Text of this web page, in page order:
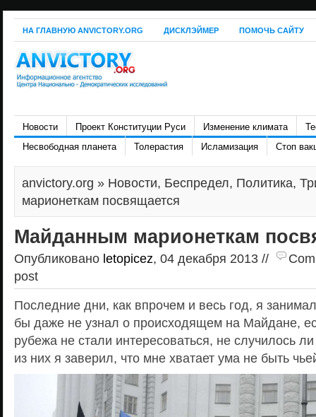
НА ГЛАВНУЮ ANVICTORY.ORG ДИСКЛЭЙМЕР ПОМОЧЬ САЙТУ
Новости Проект Конституции Руси Изменение климата
Несвободная планета
Толерастия Исламизация Стоп
anvictory.org » Новости, Беспредел, Политика,
марионеткам посвящается
Майданным марионеткам
Опубликовано letopicez, 04 декабря 2013 //
post
Последние дни, как впрочем и весь год, я
бы даже не узнал о происходящем на Майдане,
рубежа не стали интересоваться, не случилось
из них я заверил, что мне хватает ума не быть